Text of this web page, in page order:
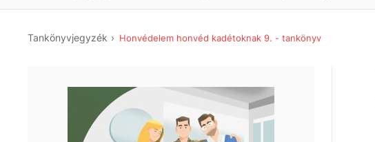
Tankönyvjegyzék Honvédelem honvéd kadétoknak 9. - tankönyv